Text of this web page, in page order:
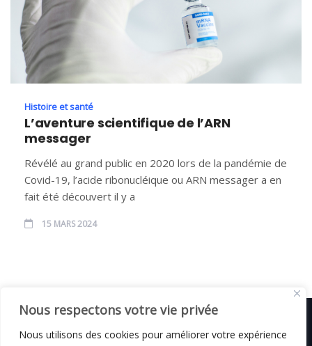
Nous respectons votre vie privée
Nous utilisons des cookies pour améliorer votre expérience
Histoire et santé
L’aventure scientifique de l’ARN
messager
Révélé au grand public en 2020 lors de la pandémie de
Covid-19, l’acide ribonucléique ou ARN messager a en
fait été découvert il y a
15 MARS 2024